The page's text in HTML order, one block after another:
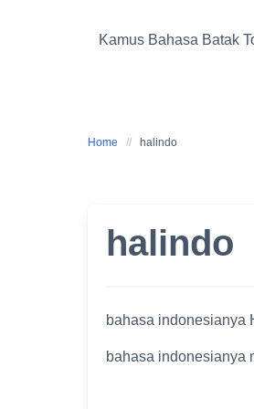
Kamus Bahasa Batak
Home halindo
halindo
bahasa indonesianya
bahasa indonesianya